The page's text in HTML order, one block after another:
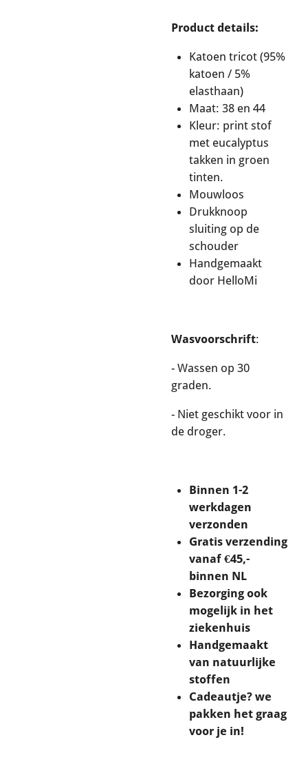
Product details:
Katoen tricot (95%
katoen / 5%
elasthaan)
Maat: 38 en 44
Kleur: print stof
met eucalyptus
takken in groen
tinten.
Mouwloos
Drukknoop
sluiting op de
schouder
Handgemaakt
door HelloMi
Wasvoorschrift:
- Wassen op 30
graden.
- Niet geschikt voor in
de droger.
Binnen 1-2
werkdagen
verzonden
Gratis verzending
vanaf €45,-
binnen NL
Bezorging ook
mogelijk in het
ziekenhuis
Handgemaakt
van natuurlijke
stoffen
Cadeautje? we
pakken het graag
voor je in!